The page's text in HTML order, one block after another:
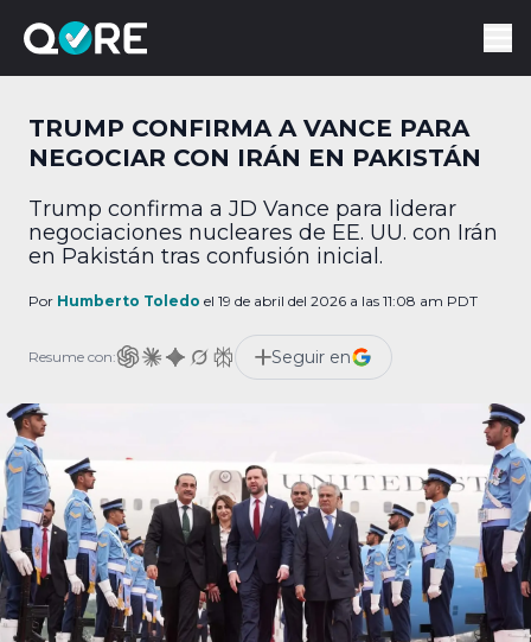
TRUMP CONFIRMA A VANCE PARA
NEGOCIAR CON IRÁN EN PAKISTÁN
Trump confirma a JD Vance para liderar
negociaciones nucleares de EE. UU. con Irán
en Pakistán tras confusión inicial.
Por Humberto Toledo el 19 de abril del 2026 a las 11:08 am PDT
Resume con: Seguir en